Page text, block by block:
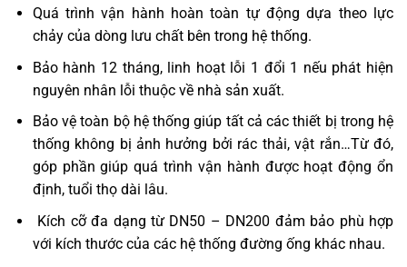
Quá trình vận hành hoàn toàn tự động dựa theo lực
chảy của dòng lưu chất bên trong hệ thống.
Bảo hành 12 tháng, linh hoạt lỗi 1 đổi 1 nếu phát hiện
nguyên nhân lỗi thuộc về nhà sản xuất.
Bảo vệ toàn bộ hệ thống giúp tất cả các thiết bị trong hệ
thống không bị ảnh hưởng bởi rác thải, vật rắn…Từ đó,
góp phần giúp quá trình vận hành được hoạt động ổn
định, tuổi thọ dài lâu.
Kích cỡ đa dạng từ DN50 – DN200 đảm bảo phù hợp
với kích thước của các hệ thống đường ống khác nhau.